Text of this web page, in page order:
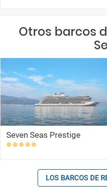
Otros barcos
Seven Seas Prestige
LOS BARCOS DE